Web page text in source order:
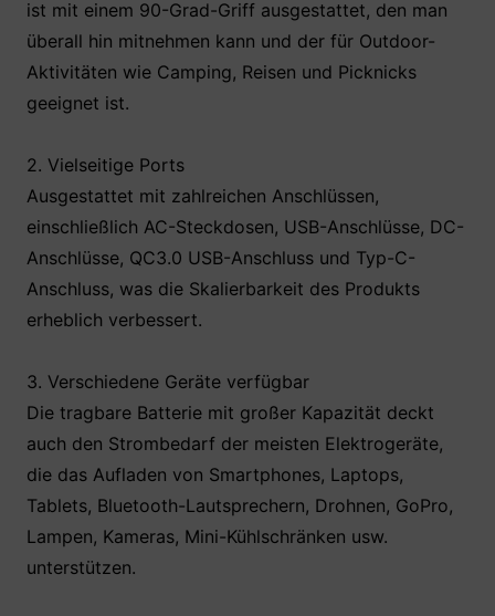
ist mit einem 90-Grad-Griff ausgestattet, den man
überall hin mitnehmen kann und der für Outdoor-
Aktivitäten wie Camping, Reisen und Picknicks
geeignet ist.
2. Vielseitige Ports
Ausgestattet mit zahlreichen Anschlüssen,
einschließlich AC-Steckdosen, USB-Anschlüsse, DC-
Anschlüsse, QC3.0 USB-Anschluss und Typ-C-
Anschluss, was die Skalierbarkeit des Produkts
erheblich verbessert.
3. Verschiedene Geräte verfügbar
Die tragbare Batterie mit großer Kapazität deckt
auch den Strombedarf der meisten Elektrogeräte,
die das Aufladen von Smartphones, Laptops,
Tablets, Bluetooth-Lautsprechern, Drohnen, GoPro,
Lampen, Kameras, Mini-Kühlschränken usw.
unterstützen.